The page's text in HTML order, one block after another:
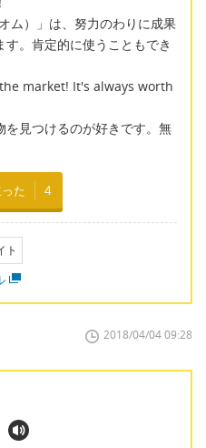
ム）」は、努力のわりに成果
。肯定的に使うこともでき
market! It's always worth
を見つけるのが好きです。無
た 4
ト
2018/04/04 09:28